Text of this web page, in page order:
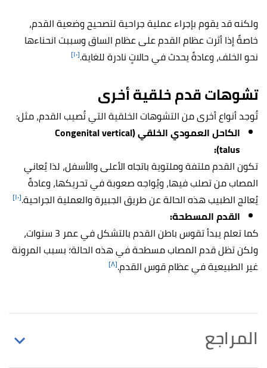
ولكنه قد يقوم بإجراء عملية جراحية لتصحيح وضعية القدم،
خاصةً إذا أثرت عظام القدم على عظام الساق وسببت انحناءها
نحو الخلف، وعادةً يحدث في حالاتٍ نادرة للغاية.[١٠]
تشوهات قدم خلقية أخرى
تُوجد أنواع أخرى من التشوهات الخلقية التي تُصيب القدم، مثل:
الكاحل العمودي الخلقي (Congenital vertical
talus):
تكون القدم ملتفة وملتوية باتجاه الأعلى والأسفل، لذا يُعاني
المصاب من تصلب فيها، ويُواجه صعوبة في تحريكها، وعادةً
يُعالج الطبيب هذه الحالة عن طريق الجبيرة والعملية الجراحية.[١٠]
القدم المسطحة:
كما تعلم يبدأ تقوس باطن القدم بالتشكل في عمر 3 سنوات،
ولكن تظل قدم المصاب مسطحة في هذه الحالة؛ بسبب المرونة
غير الطبيعية في عظام قوس القدم.[٨]
المراجع